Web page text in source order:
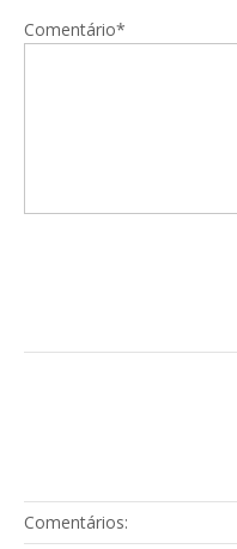
Comentário*
Comentários: